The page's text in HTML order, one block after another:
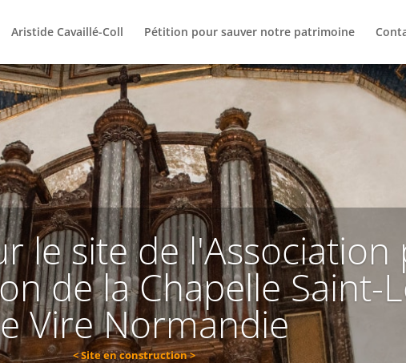
Aristide Cavaillé-Coll Pétition pour sauver notre patrimoine
le site de l'Association
de la Chapelle Saint-
Vire Normandie
< Site en construction >